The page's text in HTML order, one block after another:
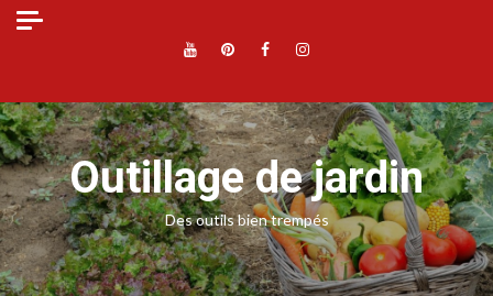
Skip
YouTube
Pinterest
Facebook
Instagram
Outillage de jardin
Des outils bien trempés